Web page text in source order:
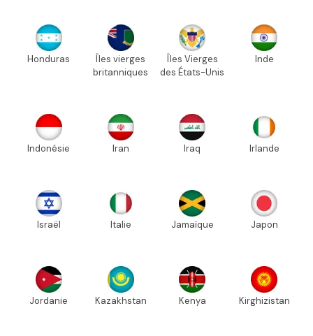
Honduras
Îles vierges
britanniques
Îles Vierges
des États-Unis
Inde
Indonésie Iran Iraq Irlande
Israël Italie Jamaïque Japon
Jordanie Kazakhstan Kenya Kirghizistan